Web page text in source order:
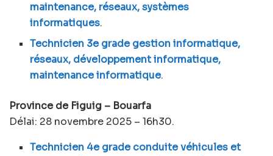
maintenance, réseaux, systèmes
informatiques.
Technicien 3e grade gestion informatique,
réseaux, développement informatique,
maintenance informatique.
Province de Figuig – Bouarfa
Délai: 28 novembre 2025 – 16h30.
Technicien 4e grade conduite véhicules et